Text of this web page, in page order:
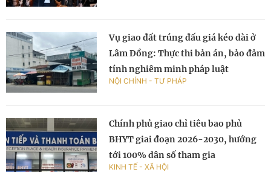
Vụ giao đất trúng đấu giá kéo dài ở
Lâm Đồng: Thực thi bản án, bảo đảm
tính nghiêm minh pháp luật
NỘI CHÍNH - TƯ PHÁP
Chính phủ giao chỉ tiêu bao phủ
BHYT giai đoạn 2026-2030, hướng
tới 100% dân số tham gia
KINH TẾ - XÃ HỘI